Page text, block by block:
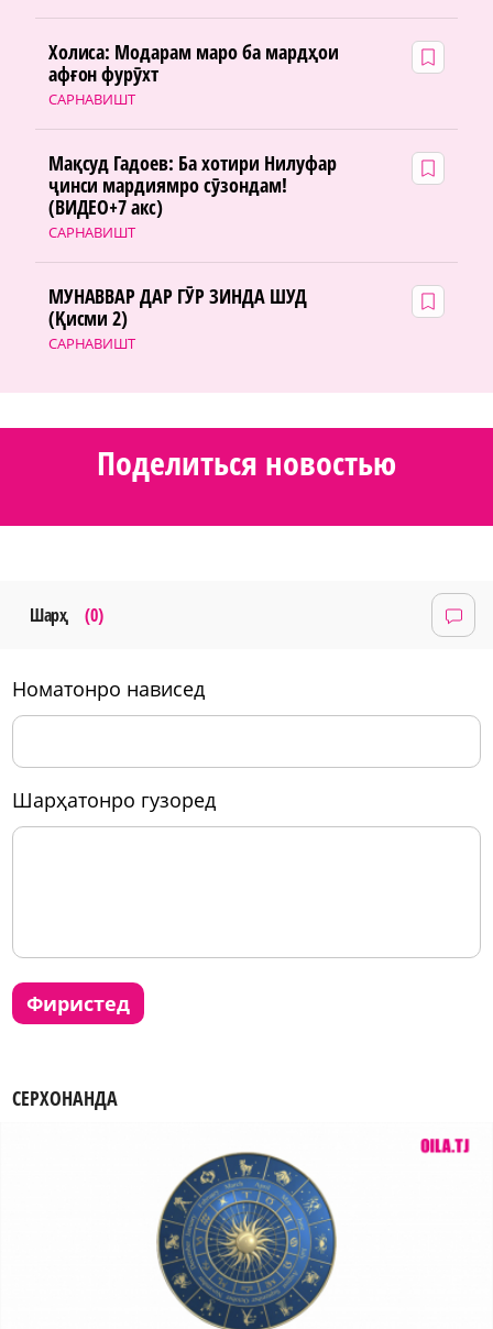
САРНАВИШТ
Холиса: Модарам маро ба мардҳои
афғон фурӯхт
САРНАВИШТ
Мақсуд Гадоев: Ба хотири Нилуфар
ҷинси мардиямро сӯзондам!
(ВИДЕО+7 акс)
САРНАВИШТ
МУНАВВАР ДАР ГӮР ЗИНДА ШУД
(Қисми 2)
Поделиться новостью
Шарҳ (0)
номатонро нависед
шарҳатонро гузоред
фиристед
СЕРХОНАНДА